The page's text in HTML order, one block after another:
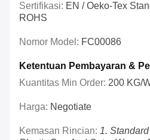
Sertifikasi: EN / Oeko-Tex
ROHS
Nomor Model: FC00086
Ketentuan Pembayaran &
Kuantitas Min Order: 200 KG/
Harga: Negotiate
Kemasan Rincian: 1.